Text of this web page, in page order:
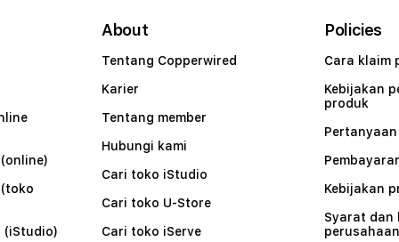
About
Tentang Copperwired
Karier
Tentang member
Hubungi kami
Cari toko iStudio
Cari toko U-Store
Cari toko iServe
Policies
Cara klaim
Kebijakan
produk
Pertanyaan
Kebijakan
Syarat dan
perusahaan